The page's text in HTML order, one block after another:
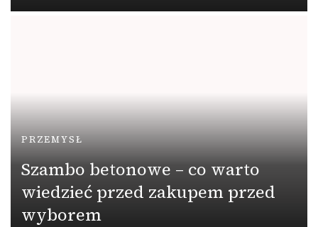
PRZEMYSŁ
Szambo betonowe – co warto
wiedzieć przed zakupem przed
wyborem